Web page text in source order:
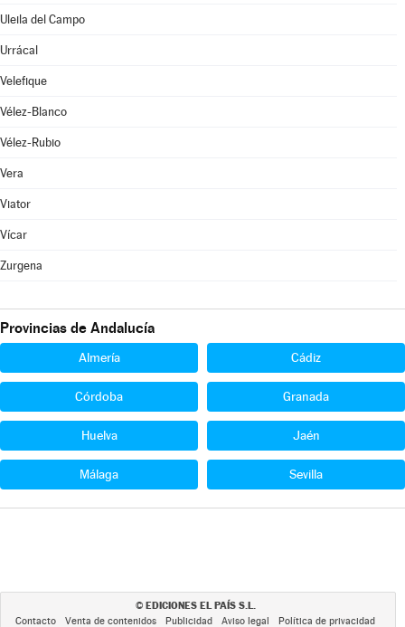
Uleila del Campo
Urrácal
Velefique
Vélez-Blanco
Vélez-Rubio
Vera
Viator
Vícar
Zurgena
Provincias de Andalucía
Almería Cádiz
Córdoba Granada
Huelva Jaén
Málaga Sevilla
© EDICIONES EL PAÍS S.L.
Contacto Venta de contenidos Publicidad Aviso legal Política de privacidad